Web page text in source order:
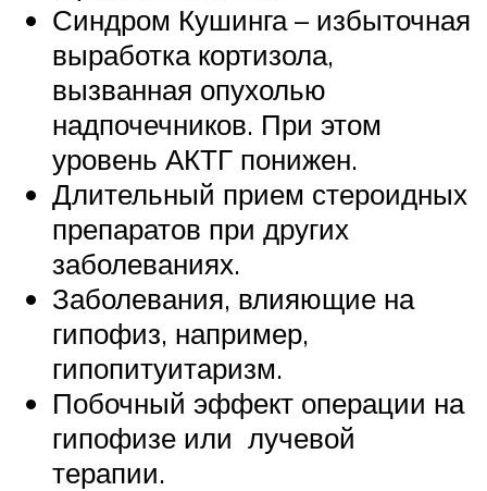
Синдром Кушинга – избыточная
выработка кортизола,
вызванная опухолью
надпочечников. При этом
уровень АКТГ понижен.
Длительный прием стероидных
препаратов при других
заболеваниях.
Заболевания, влияющие на
гипофиз, например,
гипопитуитаризм.
Побочный эффект операции на
гипофизе или лучевой
терапии.